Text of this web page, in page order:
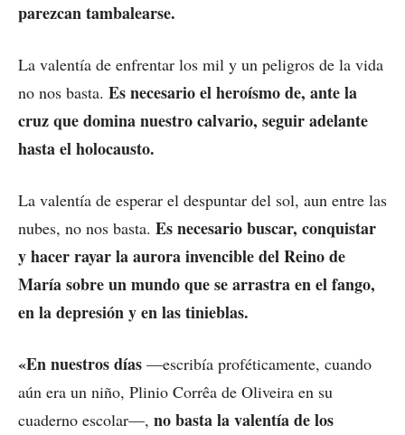
parezcan tambalearse.
La valentía de enfrentar los mil y un peligros de la vida
no nos basta. Es necesario el heroísmo de, ante la
cruz que domina nuestro calvario, seguir adelante
hasta el holocausto.
La valentía de esperar el despuntar del sol, aun entre las
nubes, no nos basta. Es necesario buscar, conquistar
y hacer rayar la aurora invencible del Reino de
María sobre un mundo que se arrastra en el fango,
en la depresión y en las tinieblas.
«En nuestros días —escribía proféticamente, cuando
aún era un niño, Plinio Corrêa de Oliveira en su
cuaderno escolar—, no basta la valentía de los